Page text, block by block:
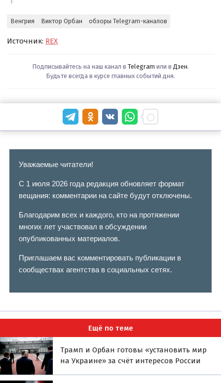
Венгрия Виктор Орбан обзоры Telegram-каналов
Источник: REX
Подписывайтесь на наш канал в Telegram или в Дзен.
Будьте всегда в курсе главных событий дня.
Уважаемые читатели!
С 1 июля 2026 года редакция обновляет формат
вещания: комментарии на сайте будут отключены.
Благодарим всех и каждого, кто на протяжении
многих лет участвовал в обсуждении
опубликованных материалов.
Приглашаем вас комментировать публикации в
сообществах агентства в социальных сетях.
Ещё по теме
Трамп и Орбан готовы «установить мир
на Украине» за счёт интересов России